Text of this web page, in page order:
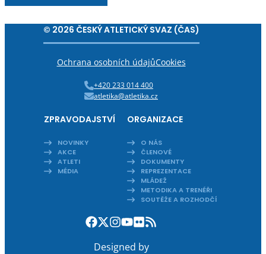
© 2026 ČESKÝ ATLETICKÝ SVAZ (ČAS)
Ochrana osobních údajůCookies
+420 233 014 400
atletika@atletika.cz
ZPRAVODAJSTVÍ
NOVINKY
AKCE
ATLETI
MÉDIA
ORGANIZACE
O NÁS
ČLENOVÉ
DOKUMENTY
REPREZENTACE
MLÁDEŽ
METODIKA A TRENÉŘI
SOUTĚŽE A ROZHODČÍ
Designed by